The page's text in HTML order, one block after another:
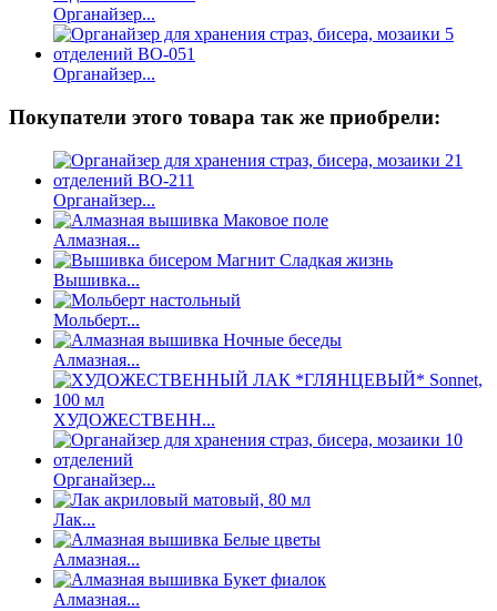
Органайзер...
Органайзер...
Покупатели этого товара так же приобрели:
Органайзер...
Алмазная...
Вышивка...
Мольберт...
Алмазная...
ХУДОЖЕСТВЕНН...
Органайзер...
Лак...
Алмазная...
Алмазная...